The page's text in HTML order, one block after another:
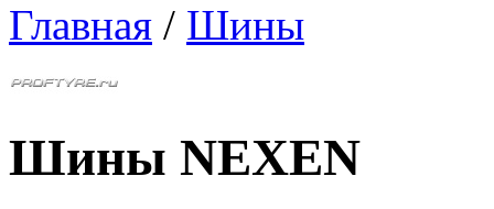
Главная / Шины
Шины NEXEN